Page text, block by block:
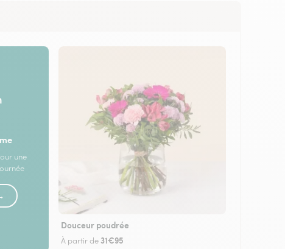
une
Douceur poudrée
À partir de 31€95